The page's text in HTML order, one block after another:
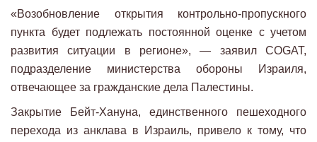
«Возобновление открытия контрольно-пропускного
пункта будет подлежать постоянной оценке с учетом
развития ситуации в регионе», — заявил COGAT,
подразделение министерства обороны Израиля,
отвечающее за гражданские дела Палестины.
Закрытие Бейт-Хануна, единственного пешеходного
перехода из анклава в Израиль, привело к тому, что